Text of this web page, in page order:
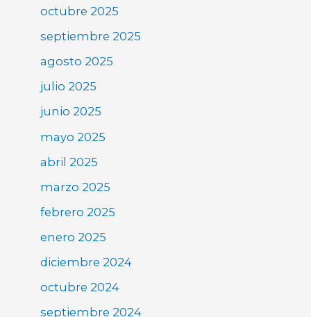
octubre 2025
septiembre 2025
agosto 2025
julio 2025
junio 2025
mayo 2025
abril 2025
marzo 2025
febrero 2025
enero 2025
diciembre 2024
octubre 2024
septiembre 2024